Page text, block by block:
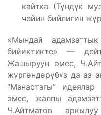
кайтка (Түндүк
чейин бийлигин
«Мындай
бийиктикте» —
Жашыруун эмес,
жүргөндөрүбүз да аз
“Манастагы”
эмес, жалпы
Ч.Айтматов